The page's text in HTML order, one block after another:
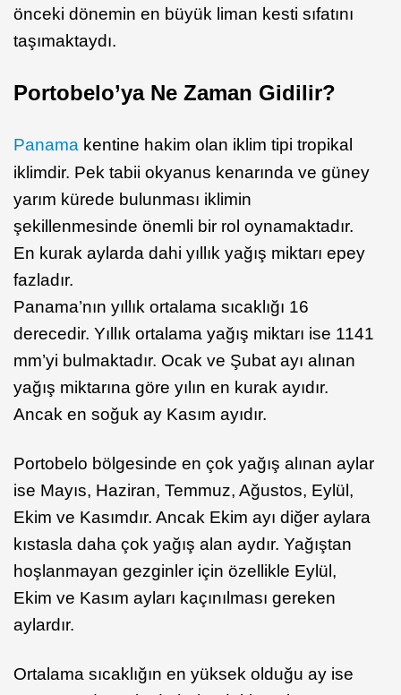
önceki dönemin en büyük liman kesti sıfatını
taşımaktaydı.
Portobelo’ya Ne Zaman Gidilir?
Panama kentine hakim olan iklim tipi tropikal
iklimdir. Pek tabii okyanus kenarında ve güney
yarım kürede bulunması iklimin
şekillenmesinde önemli bir rol oynamaktadır.
En kurak aylarda dahi yıllık yağış miktarı epey
fazladır.
Panama’nın yıllık ortalama sıcaklığı 16
derecedir. Yıllık ortalama yağış miktarı ise 1141
mm’yi bulmaktadır. Ocak ve Şubat ayı alınan
yağış miktarına göre yılın en kurak ayıdır.
Ancak en soğuk ay Kasım ayıdır.
Portobelo bölgesinde en çok yağış alınan aylar
ise Mayıs, Haziran, Temmuz, Ağustos, Eylül,
Ekim ve Kasımdır. Ancak Ekim ayı diğer aylara
kıstasla daha çok yağış alan aydır. Yağıştan
hoşlanmayan gezginler için özellikle Eylül,
Ekim ve Kasım ayları kaçınılması gereken
aylardır.
Ortalama sıcaklığın en yüksek olduğu ay ise